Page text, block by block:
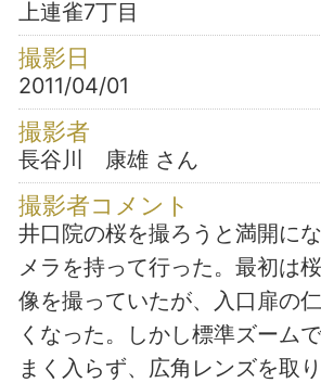
上連雀7丁目
撮影日
2011/04/01
撮影者
長谷川 康雄 さん
撮影者コメント
井口院の桜を撮ろうと満開に
メラを持って行った。最初は
像を撮っていたが、入口扉の
くなった。しかし標準ズーム
まく入らず、広角レンズを取